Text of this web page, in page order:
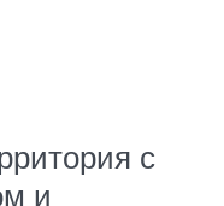
с
и